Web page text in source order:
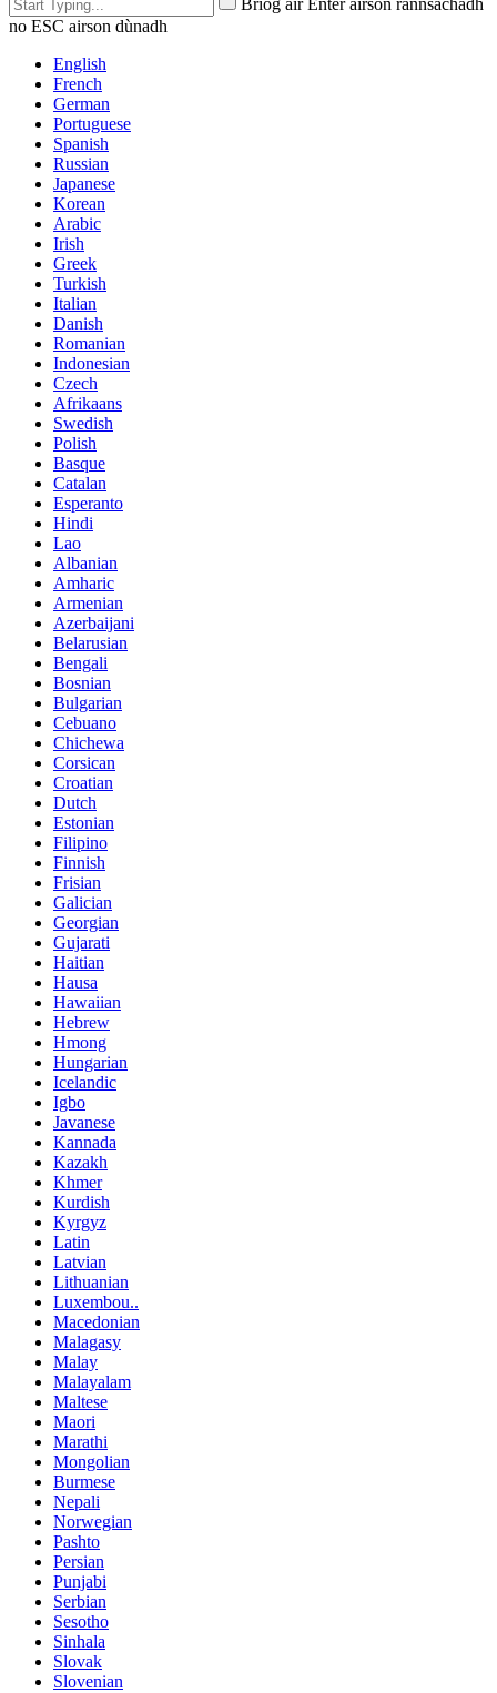
Briog air Enter airson rannsachadh
no ESC airson dùnadh
English
French
German
Portuguese
Spanish
Russian
Japanese
Korean
Arabic
Irish
Greek
Turkish
Italian
Danish
Romanian
Indonesian
Czech
Afrikaans
Swedish
Polish
Basque
Catalan
Esperanto
Hindi
Lao
Albanian
Amharic
Armenian
Azerbaijani
Belarusian
Bengali
Bosnian
Bulgarian
Cebuano
Chichewa
Corsican
Croatian
Dutch
Estonian
Filipino
Finnish
Frisian
Galician
Georgian
Gujarati
Haitian
Hausa
Hawaiian
Hebrew
Hmong
Hungarian
Icelandic
Igbo
Javanese
Kannada
Kazakh
Khmer
Kurdish
Kyrgyz
Latin
Latvian
Lithuanian
Luxembou..
Macedonian
Malagasy
Malay
Malayalam
Maltese
Maori
Marathi
Mongolian
Burmese
Nepali
Norwegian
Pashto
Persian
Punjabi
Serbian
Sesotho
Sinhala
Slovak
Slovenian